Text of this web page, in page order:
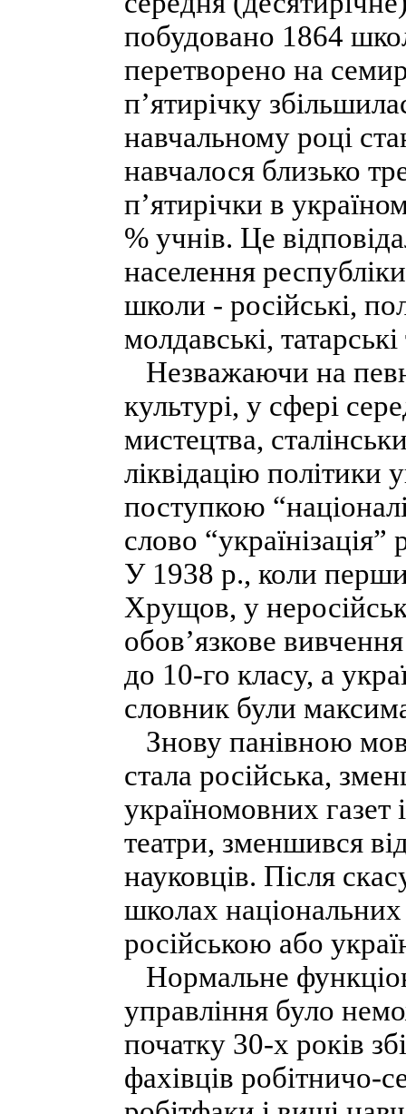
по­будовано 1864
перетворено на
п’ятирічку
навчальному році
навчалося близько
п’ятирічки в
% учнів. Це
населення
школи - російські,
молдавські, татарські
Незважаючи на
культурі, у сфері
мистецтва,
ліквідацію політики
поступкою
слово
У 1938 p., коли
Хрущов, у
обов’язкове
до 10-го класу, а
словник були
Знову панівною
стала росій­ська,
україномовних газет
театри, зменшився
науковців. Після
школах
російською або
Нормальне
управління було
початку 30-х років
фахівців робітничо-